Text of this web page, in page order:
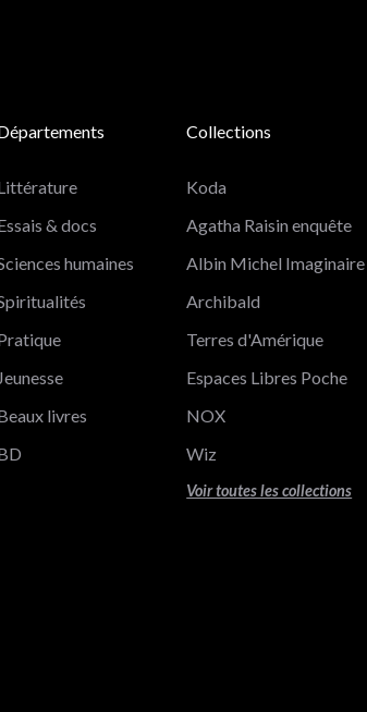
& docs
humaines
Jeunesse
livres
Collections
Koda
Agatha Raisin enquête
Albin Michel Imaginaire
Archibald
Terres d'Amérique
Espaces Libres Poche
NOX
Wiz
Voir toutes les collections